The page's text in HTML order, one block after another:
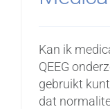
Kan ik
QEEG
gebruikt
dat